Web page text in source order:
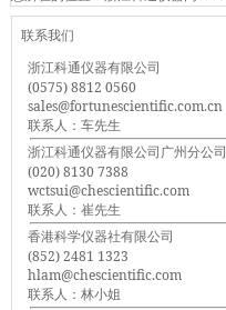
联系我们
浙江科通仪器有限公司
(0575) 8812 0560
sales@fortunescientific.com.cn
联系人：车先生
浙江科通仪器有限公司广州分公司
(020) 8130 7388
wctsui@chescientific.com
联系人：崔先生
香港科学仪器社有限公司
(852) 2481 1323
hlam@chescientific.com
联系人：林小姐